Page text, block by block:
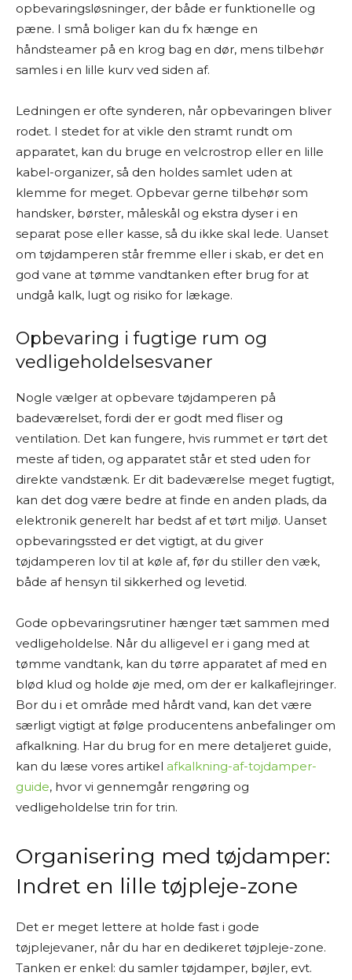
opbevaringsløsninger, der både er funktionelle og
pæne. I små boliger kan du fx hænge en
håndsteamer på en krog bag en dør, mens tilbehør
samles i en lille kurv ved siden af.
Ledningen er ofte synderen, når opbevaringen bliver
rodet. I stedet for at vikle den stramt rundt om
apparatet, kan du bruge en velcrostrop eller en lille
kabel-organizer, så den holdes samlet uden at
klemme for meget. Opbevar gerne tilbehør som
handsker, børster, måleskål og ekstra dyser i en
separat pose eller kasse, så du ikke skal lede. Uanset
om tøjdamperen står fremme eller i skab, er det en
god vane at tømme vandtanken efter brug for at
undgå kalk, lugt og risiko for lækage.
Opbevaring i fugtige rum og
vedligeholdelsesvaner
Nogle vælger at opbevare tøjdamperen på
badeværelset, fordi der er godt med fliser og
ventilation. Det kan fungere, hvis rummet er tørt det
meste af tiden, og apparatet står et sted uden for
direkte vandstænk. Er dit badeværelse meget fugtigt,
kan det dog være bedre at finde en anden plads, da
elektronik generelt har bedst af et tørt miljø. Uanset
opbevaringssted er det vigtigt, at du giver
tøjdamperen lov til at køle af, før du stiller den væk,
både af hensyn til sikkerhed og levetid.
Gode opbevaringsrutiner hænger tæt sammen med
vedligeholdelse. Når du alligevel er i gang med at
tømme vandtank, kan du tørre apparatet af med en
blød klud og holde øje med, om der er kalkaflejringer.
Bor du i et område med hårdt vand, kan det være
særligt vigtigt at følge producentens anbefalinger om
afkalkning. Har du brug for en mere detaljeret guide,
kan du læse vores artikel afkalkning-af-tojdamper-
guide, hvor vi gennemgår rengøring og
vedligeholdelse trin for trin.
Organisering med tøjdamper:
Indret en lille tøjpleje-zone
Det er meget lettere at holde fast i gode
tøjplejevaner, når du har en dedikeret tøjpleje-zone.
Tanken er enkel: du samler tøjdamper, bøjler, evt.